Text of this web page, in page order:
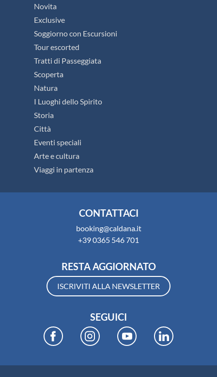
Novita
Exclusive
Soggiorno con Escursioni
Tour escorted
Tratti di Passeggiata
Scoperta
Natura
I Luoghi dello Spirito
Storia
Città
Eventi speciali
Arte e cultura
Viaggi in partenza
CONTATTACI
booking@caldana.it
+39 0365 546 701
RESTA AGGIORNATO
ISCRIVITI ALLA NEWSLETTER
SEGUICI